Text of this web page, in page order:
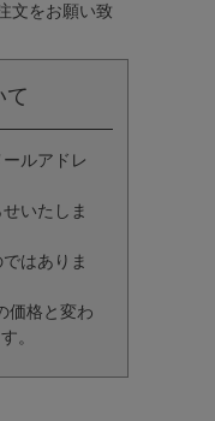
文をお願い致
て
ルアドレ
いたしま
はありま
価格と変わ
。